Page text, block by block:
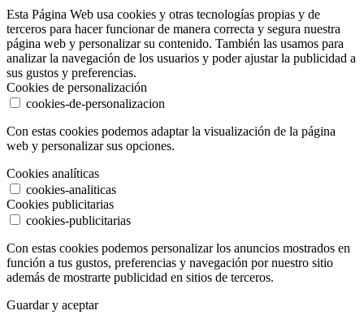
Esta Página Web usa cookies y otras tecnologías propias y de
terceros para hacer funcionar de manera correcta y segura nuestra
página web y personalizar su contenido. También las usamos para
analizar la navegación de los usuarios y poder ajustar la publicidad a
sus gustos y preferencias.
Cookies de personalización
cookies-de-personalizacion
Con estas cookies podemos adaptar la visualización de la página
web y personalizar sus opciones.
Cookies analíticas
cookies-analiticas
Cookies publicitarias
cookies-publicitarias
Con estas cookies podemos personalizar los anuncios mostrados en
función a tus gustos, preferencias y navegación por nuestro sitio
además de mostrarte publicidad en sitios de terceros.
Guardar y aceptar